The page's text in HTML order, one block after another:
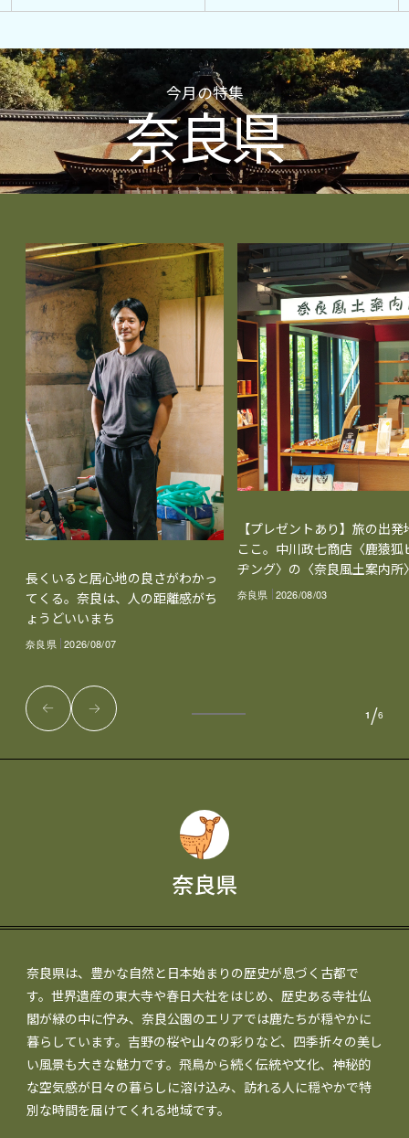
今月の特集
奈良県
奈良県
奈良県は、豊かな自然と日本始まりの歴史が息づく古都で
す。世界遺産の東大寺や春日大社をはじめ、歴史ある寺社仏
閣が緑の中に佇み、奈良公園のエリアでは鹿たちが穏やかに
暮らしています。吉野の桜や山々の彩りなど、四季折々の美し
い風景も大きな魅力です。飛鳥から続く伝統や文化、神秘的
な空気感が日々の暮らしに溶け込み、訪れる人に穏やかで特
別な時間を届けてくれる地域です。
長くいると居心地の良さがわかっ
てくる。奈良は、人の距離感がち
ょうどいいまち
奈良県 2026/08/07
【プレゼントあり】旅の出発
ここ。中川政七商店〈鹿猿狐
ヂング〉の〈奈良風土案内所
奈良県 2026/08/03
1 /6